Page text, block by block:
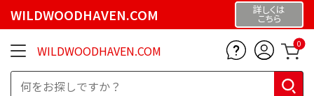
WILDWOODHAVEN.COM 詳しくは
こちら
WILDWOODHAVEN.COM 0